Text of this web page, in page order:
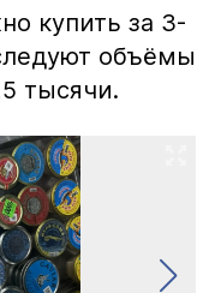
купить за 3-
объёмы
тысячи.